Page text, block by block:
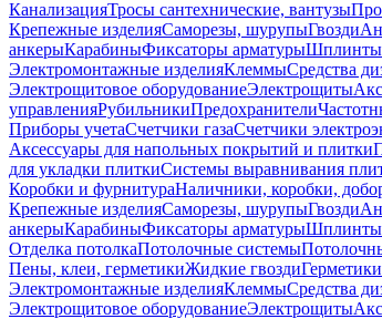
КанализацияТросы сантехнические, вантузы
Крепежные изделияСаморезы, шурупыГвозди
анкерыКарабиныФиксаторы арматурыШплинты
Электромонтажные изделияКлеммыСредства
Электрощитовое оборудованиеЭлектрощиты
управленияРубильникиПредохранители
Приборы учетаСчетчики газаСчетчики
Аксессуары для напольных покрытий и плитки
для укладки плиткиСистемы выравнивания
Коробки и фурнитураНаличники, коробки,
Крепежные изделияСаморезы, шурупыГвозди
анкерыКарабиныФиксаторы арматурыШплинты
Отделка потолкаПотолочные системы
Пены, клеи, герметикиЖидкие гвоздиГерметики
Электромонтажные изделияКлеммыСредства
Электрощитовое оборудованиеЭлектрощиты